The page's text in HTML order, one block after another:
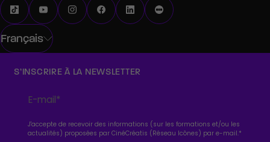
Français
S’INSCRIRE À LA NEWSLETTER
J'accepte de recevoir des informations (sur les formations et/ou les
actualités) proposées par CinéCréatis (Réseau Icônes) par e-mail.*